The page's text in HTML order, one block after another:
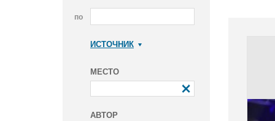
по
ИСТОЧНИК
МЕСТО
АВТОР